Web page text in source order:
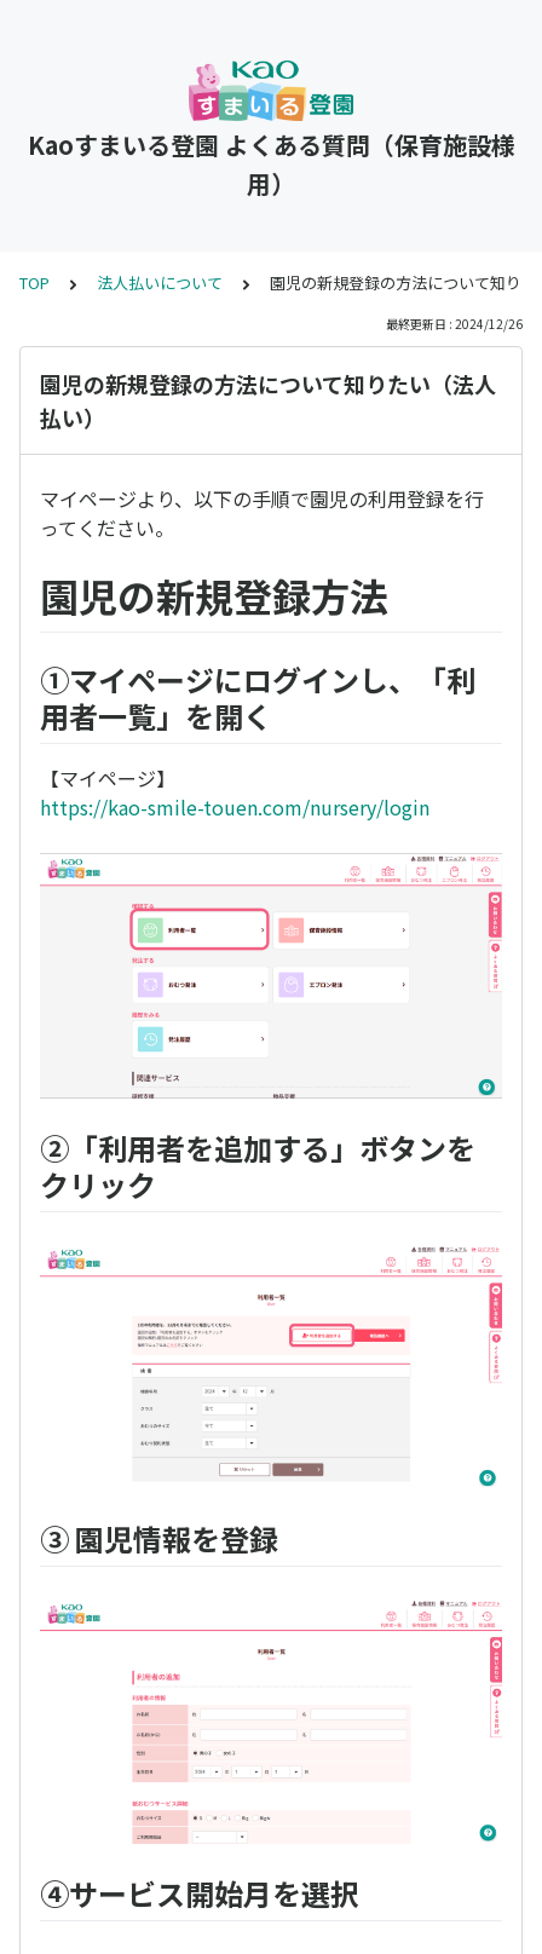
Kaoすまいる登園 よくある質問（保育施設様
用）
TOP 法人払いについて 園児の新規登録の方法について知り
最終更新日 : 2024/12/26
園児の新規登録の方法について知りたい（法人
払い）
マイページより、以下の手順で園児の利用登録を行
ってください。
園児の新規登録方法
①マイページにログインし、「利
用者一覧」を開く
【マイページ】
https://kao-smile-touen.com/nursery/login
②「利用者を追加する」ボタンを
クリック
③ 園児情報を登録
④サービス開始月を選択